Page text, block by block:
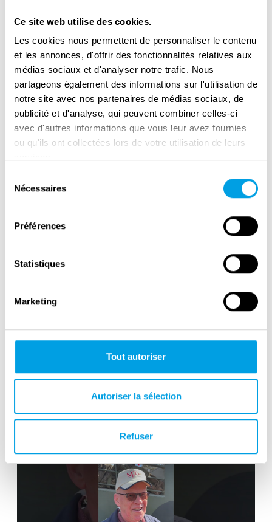
Ce site web utilise des cookies.
Les cookies nous permettent de personnaliser le contenu
et les annonces, d'offrir des fonctionnalités relatives aux
médias sociaux et d'analyser notre trafic. Nous
partageons également des informations sur l'utilisation de
notre site avec nos partenaires de médias sociaux, de
publicité et d'analyse, qui peuvent combiner celles-ci
avec d'autres informations que vous leur avez fournies
ou qu'ils ont collectées lors de votre utilisation de leurs
Nécessaires
Préférences
Statistiques
Marketing
Tout autoriser
Autoriser la sélection
Refuser
Remembrance Day in Amsterdam
Victory in Europe Day : May 8, 1945